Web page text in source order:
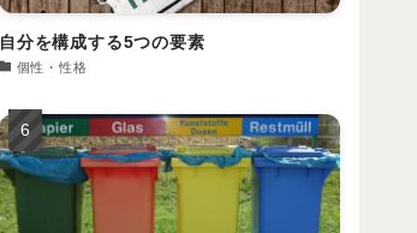
自分を構成する5つの要素
個性・性格